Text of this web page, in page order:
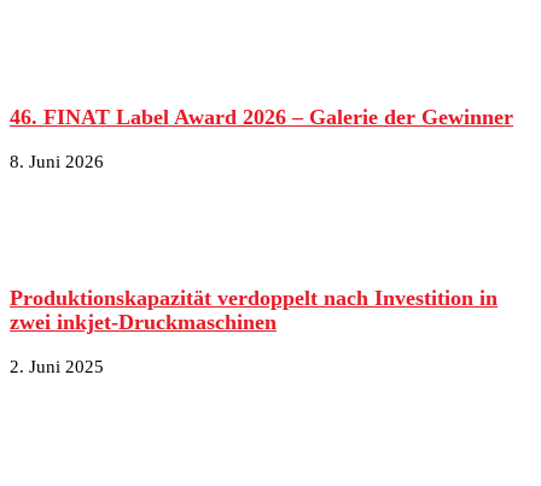
46. FINAT Label Award 2026 – Galerie der Gewinner
8. Juni 2026
Produktionskapazität verdoppelt nach Investition in
zwei inkjet-Druckmaschinen
2. Juni 2025